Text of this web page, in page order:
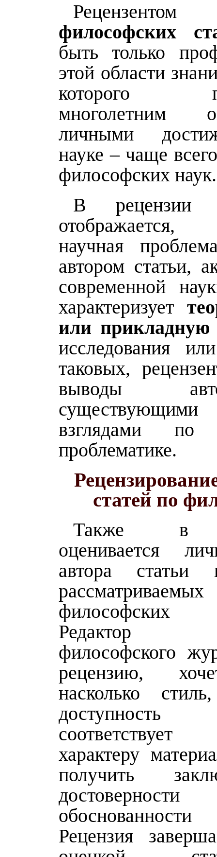
философских
быть только
этой области
которого
многолетним
личными
науке – чаще
философских наук.
В рецензии
отображается,
научная
автором статьи,
современной
характеризует
или прикладную
исследования
таковых,
выводы
взглядами по
проблематике.
статей по
Также в
оценивается
автора статьи
рассматриваемых
философских
Редактор
философского
рецензию,
насколько
доступность
характеру
получить
Рецензия